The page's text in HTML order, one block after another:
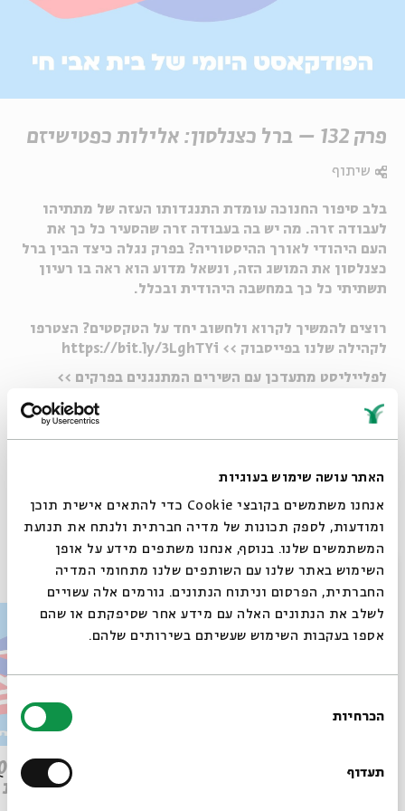
האתר עושה שימוש בעוגיות
אנחנו משתמשים בקובצי Cookie כדי להתאים אישית תוכן
ומודעות, לספק תכונות של מדיה חברתית ולנתח את תנועת
המשתמשים שלנו. בנוסף, אנחנו משתפים מידע על אופן
השימוש באתר שלנו עם השותפים שלנו מתחומי המדיה
החברתית, הפרסום וניתוח הנתונים. גורמים אלה עשויים
לשלב את הנתונים האלה עם מידע אחר שסיפקתם או שהם
אספו בעקבות השימוש שעשיתם בשירותים שלהם.
הסכמה
הכרחיות
תעדוף
פרק 132 – ברל כצנלסון: אלילות כפטישיזם
בלב סיפור החנוכה עומדת התנגדותו העזה של מתתיהו
לעבודה זרה. מה יש בה בעבודה זרה שהסעיר כל כך את
העם היהודי לאורך ההיסטוריה? בפרק נגלה כיצד הבין ברל
כצנלסון את המושג הזה, ונשאל מדוע הוא ראה בו רעיון
תשתיתי כל כך במחשבה היהודית ובכלל.
רוצים להמשיך לקרוא ולחשוב יחד על הטקסטים? הצטרפו
לקהילה שלנו בפייסבוק >>
לפלייליסט מתעדכן עם השירים המתנגנים בפרקים >>
שיתוף
לקבלת עדכונים על פרק חדש ב- Whatsapp
Email
פרקים נוספים בסדרה
לוהטת
סגור